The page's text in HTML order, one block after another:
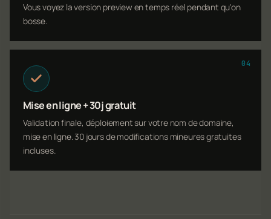
Vous voyez la version preview en temps réel pendant qu'on
bosse.
04
Mise en ligne + 30j gratuit
Validation finale, déploiement sur votre nom de domaine,
mise en ligne. 30 jours de modifications mineures gratuites
incluses.